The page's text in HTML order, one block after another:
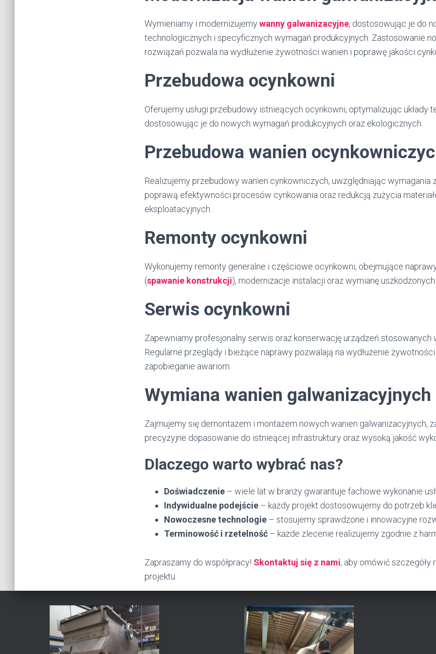
Wymieniamy i modernizujemywanny galwanizacyjne, dostosowując je do
technologicznych i specyficznych wymagań produkcyjnych. Zastosowanie
rozwiązań pozwala na wydłużenie żywotności wanien i poprawę jakości
Przebudowa ocynkowni
Oferujemy usługi przebudowy istnieących ocynkowni, optymalizując układy
dostosowując je do nowych wymagań produkcyjnych oraz ekologicznych.
Przebudowa wanien
Realizujemy przebudowy wanien cynkowniczych, uwzględniając wymagania
poprawą efektywności procesów cynkowania oraz redukcją zużycia
eksploatacyjnych.
Remonty ocynkowni
Wykonujemy remonty generalne i częściowe ocynkowni, obejmujące
(spawanie konstrukcji), modernizacje instalacji oraz wymianę
Serwis ocynkowni
Zapewniamy profesjonalny serwis oraz konserwację urządzeń stosowanych
Regularne przeglądy i bieżące naprawy pozwalają na wydłużenie
zapobieganie awariom.
Wymiana wanien galwanizacyjnych
Zajmujemy się demontażem i montażem nowych wanien galwanizacyjnych,
precyzyjne dopasowanie do istnieącej infrastruktury oraz wysoką jakość
Dlaczego warto wybrać nas?
Doświadczenie – wiele lat w branży gwarantuje fachowe wykonanie
Indywidualne podejście – każdy projekt dostosowujemy do potrzeb
Nowoczesne technologie – stosujemy sprawdzone i innowacyjne
Terminowość i rzetelność – każde zlecenie realizujemy zgodnie z
Zapraszamy do współpracy! Skontaktuj się z nami, aby omówić szczegóły
projektu.